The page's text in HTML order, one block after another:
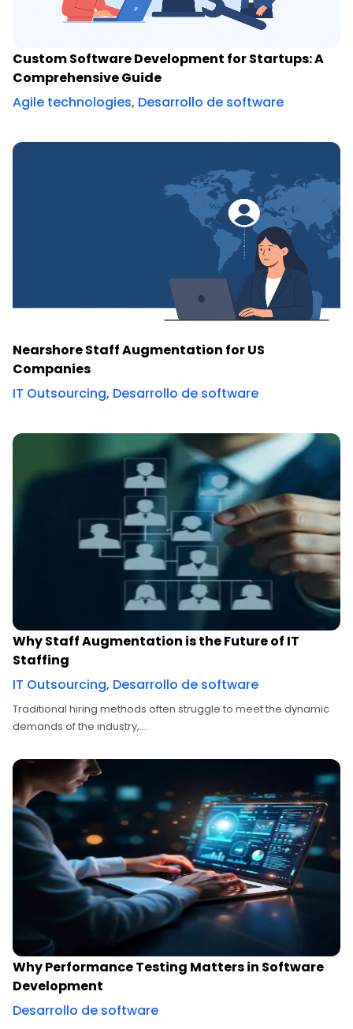
Custom Software Development for Startups: A
Comprehensive Guide
Agile technologies, Desarrollo de software
Nearshore Staff Augmentation for US
Companies
IT Outsourcing, Desarrollo de software
Why Staff Augmentation is the Future of IT
Staffing
IT Outsourcing, Desarrollo de software
Traditional hiring methods often struggle to meet the dynamic
demands of the industry,...
Why Performance Testing Matters in Software
Development
Desarrollo de software